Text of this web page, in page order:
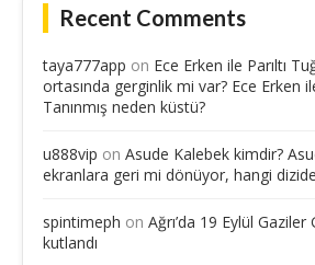
Recent Comments
taya777app on Ece Erken ile Parıltı
ortasında gerginlik mi var? Ece Erken
Tanınmış neden küstü?
u888vip on Asude Kalebek kimdir?
ekranlara geri mi dönüyor, hangi
spintimeph on Ağrı’da 19 Eylül
kutlandı